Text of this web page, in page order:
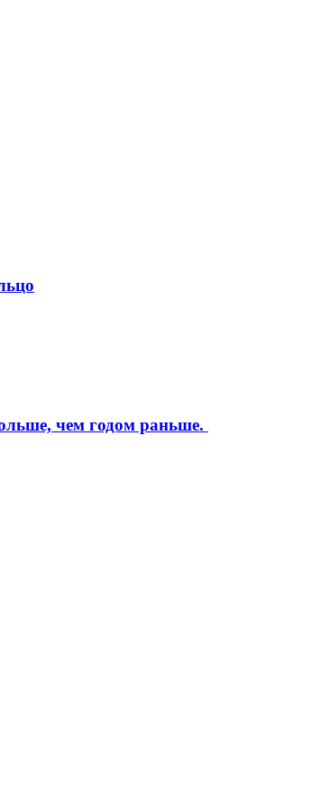
чем годом раньше.